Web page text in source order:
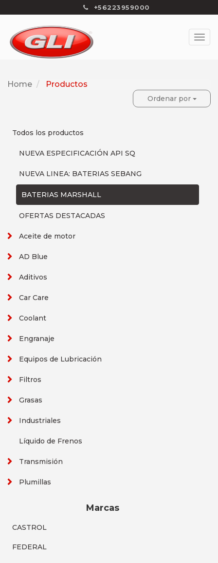
+56223959000
Home Productos
Ordenar por
Todos los productos
NUEVA ESPECIFICACIÓN API SQ
NUEVA LINEA: BATERIAS SEBANG
BATERIAS MARSHALL
OFERTAS DESTACADAS
Aceite de motor
AD Blue
Aditivos
Car Care
Coolant
Engranaje
Equipos de Lubricación
Filtros
Grasas
Industriales
Líquido de Frenos
Transmisión
Plumillas
Marcas
CASTROL
FEDERAL